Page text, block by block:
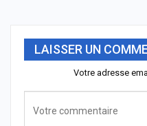
LAISSER UN
Votre adresse